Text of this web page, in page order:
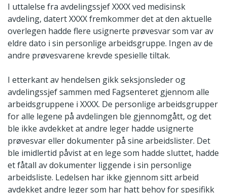
I uttalelse fra avdelingssjef XXXX ved medisinsk
avdeling, datert XXXX fremkommer det at den aktuelle
overlegen hadde flere usignerte prøvesvar som var av
eldre dato i sin personlige arbeidsgruppe. Ingen av de
andre prøvesvarene krevde spesielle tiltak.
I etterkant av hendelsen gikk seksjonsleder og
avdelingssjef sammen med Fagsenteret gjennom alle
arbeidsgruppene i XXXX. De personlige arbeidsgrupper
for alle legene på avdelingen ble gjennomgått, og det
ble ikke avdekket at andre leger hadde usignerte
prøvesvar eller dokumenter på sine arbeidslister. Det
ble imidlertid påvist at en lege som hadde sluttet, hadde
et fåtall av dokumenter liggende i sin personlige
arbeidsliste. Ledelsen har ikke gjennom sitt arbeid
avdekket andre leger som har hatt behov for spesifikk